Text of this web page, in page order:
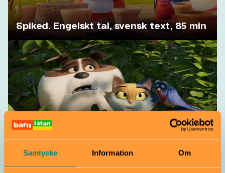
Samtycke Information Om
Spiked. Engelskt tal, svensk text, 85 min
Miss Moxy. Engelskt tal, 85 min